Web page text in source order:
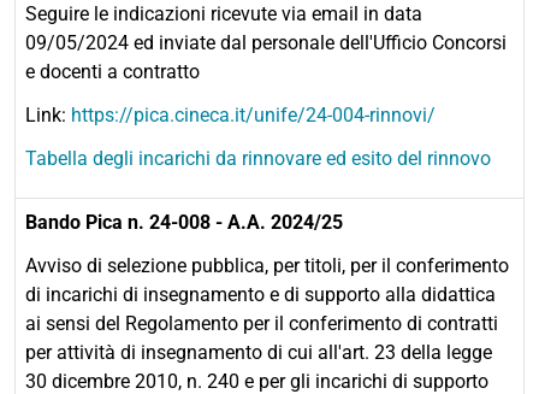
Seguire le indicazioni ricevute via email in data
09/05/2024 ed inviate dal personale dell'Ufficio Concorsi
e docenti a contratto
Link: https://pica.cineca.it/unife/24-004-rinnovi/
Tabella degli incarichi da rinnovare ed esito del rinnovo
Bando Pica n. 24-008 - A.A. 2024/25
Avviso di selezione pubblica, per titoli, per il conferimento
di incarichi di insegnamento e di supporto alla didattica
ai sensi del Regolamento per il conferimento di contratti
per attività di insegnamento di cui all'art. 23 della legge
30 dicembre 2010, n. 240 e per gli incarichi di supporto